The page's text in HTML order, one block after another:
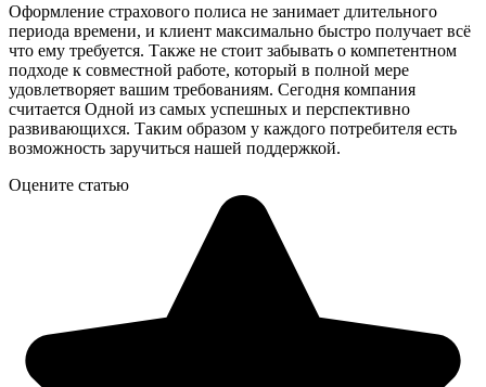
Оформление страхового полиса не занимает длительного
периода времени, и клиент максимально быстро получает всё
что ему требуется. Также не стоит забывать о компетентном
подходе к совместной работе, который в полной мере
удовлетворяет вашим требованиям. Сегодня компания
считается Одной из самых успешных и перспективно
развивающихся. Таким образом у каждого потребителя есть
возможность заручиться нашей поддержкой.
Оцените статью